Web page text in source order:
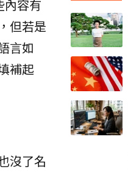
內容有
但若是
言如
補起
沒了名